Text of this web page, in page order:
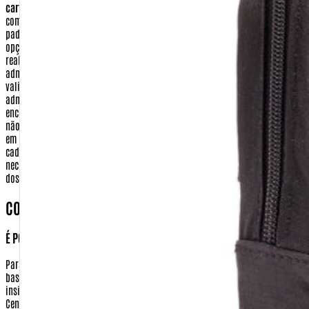
como esta, de tamanha importância, são tratadas sob os mais rigorosos
padrões de segurança. Os seus dados de cartão de crédito, quando feita a
opção por este tipo de pagamento, serão utilizados apenas para a
realização de transação eletrônica, entre a Warfare.com.br e a sua
administradora de cartão de crédito. As informações digitadas (número,
validade e código de segurança) são criptografadas e enviadas para a
administradora do cartão. Após confirmado o pagamento e o envio da
encomenda, esses dados são apagados de nosso sistema. A warfare.com.br
não tem em momento algum acesso a essas informações que são digitadas
em ambiente seguro do meio de pagamento.
Dados bancários
- No seu
cadastro de compra realizado no site http://www.Warfare.com.br não será
necessário fornecer nenhuma de suas informações bancárias, com exceção
dos casos necessários para realização de devolução
COMO POSSO TER ACESSO AS MINHAS INFORMAÇÕES?
Para ter acesso aos seus dados ou realizar a alteração em seu cadastro,
basta clicar no ícone 'Meu Cadastro', localizado no topo da tela. Depois
insira sua identificação e sua senha. Você será remetido para o menu da
Central de Cliente. Nesta tela você terá as seguintes opções:
Cadastrais:
Nesta opção você pode alterar todas as informações referentes